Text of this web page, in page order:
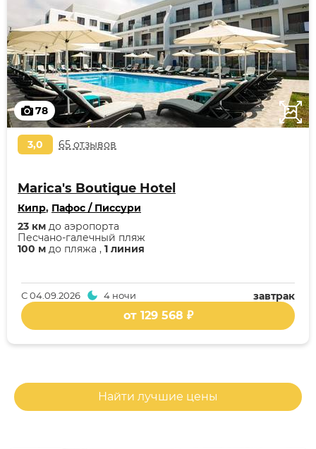
78
3,0 65 отзывов
Marica's Boutique Hotel
Кипр, Пафос / Писсури
100 м до пляжа , 1 линия
Песчано-галечный пляж
23 км до аэропорта
завтрак
С04.09.2026 4 ночи
от 129 568 ₽
Найти лучшие цены